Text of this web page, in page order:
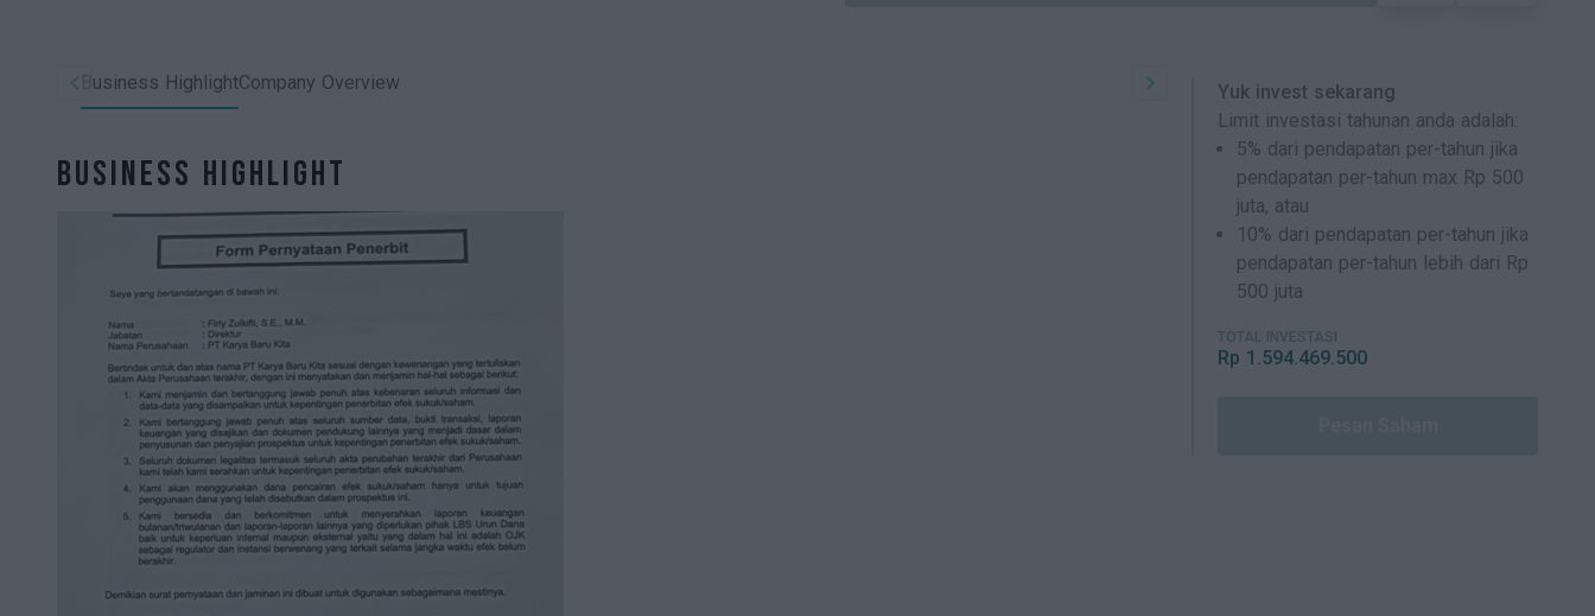
Business HighlightCompany Overview
Business Highlight
Yuk invest sekarang
Limit investasi tahunan anda adalah:
5% dari pendapatan per-tahun jika
pendapatan per-tahun max Rp 500
juta, atau
10% dari pendapatan per-tahun jika
pendapatan per-tahun lebih dari Rp
500 juta
TOTAL INVESTASI
Rp 1.594.469.500